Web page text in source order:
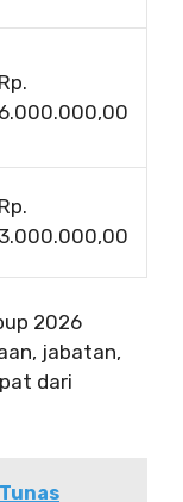
Rp.
6.000.000,00
Rp.
3.000.000,00
2026
jabatan,
dari